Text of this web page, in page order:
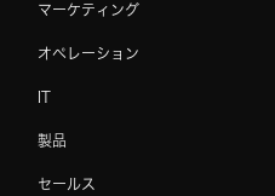
マーケティング
オペレーション
IT
製品
セールス